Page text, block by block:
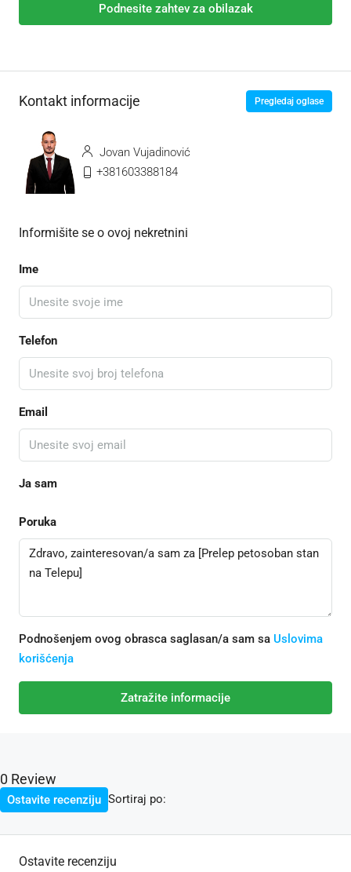
Podnesite zahtev za obilazak
Kontakt informacije Pregledaj oglase
Jovan Vujadinović
+381603388184
Informišite se o ovoj nekretnini
Ime
Telefon
Email
Ja sam
Poruka
Podnošenjem ovog obrasca saglasan/a sam sa Uslovima
korišćenja
Zatražite informacije
0 Review
Sortiraj po:
Ostavite recenziju
Ostavite recenziju